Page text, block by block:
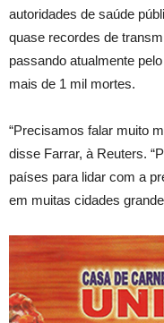
autoridades de saúde
quase recordes de
passando atualmente
mais de 1 mil mortes.
“Precisamos falar muito
disse Farrar, à Reuters.
países para lidar com a
em muitas cidades